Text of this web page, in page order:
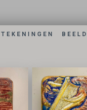
TEKENINGEN